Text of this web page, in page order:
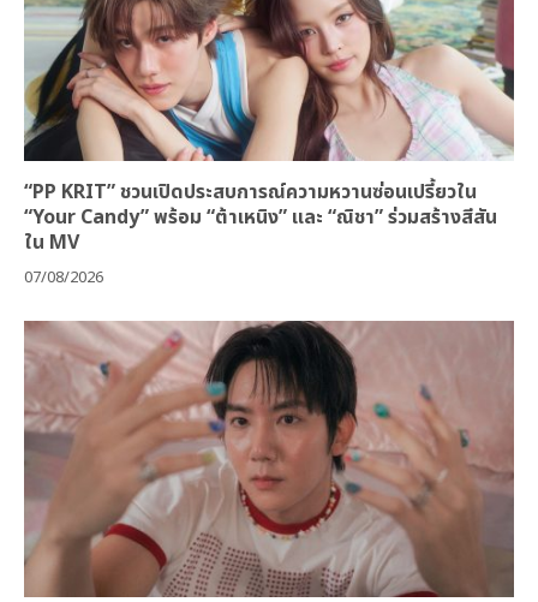
“PP KRIT” ชวนเปิดประสบการณ์ความหวานซ่อนเปรี้ยวใน
“Your Candy” พร้อม “ต้าเหนิง” และ “ณิชา” ร่วมสร้างสีสัน
ใน MV
07/08/2026